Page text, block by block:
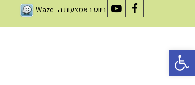
Facebook
YouTube
ניווט באמצעות ה-Waze
פתח סרגל נגישות